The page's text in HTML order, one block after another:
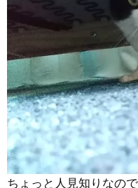
ちょっと人見知りなの